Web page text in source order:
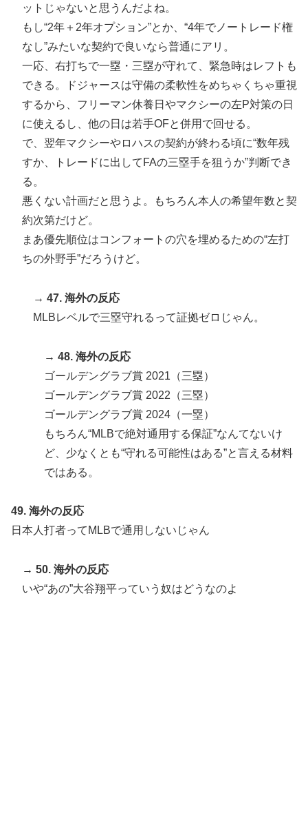
ットじゃないと思うんだよね。
もし“2年＋2年オプション”とか、“4年でノートレード権
なし”みたいな契約で良いなら普通にアリ。
一応、右打ちで一塁・三塁が守れて、緊急時はレフトも
できる。ドジャースは守備の柔軟性をめちゃくちゃ重視
するから、フリーマン休養日やマクシーの左P対策の日
に使えるし、他の日は若手OFと併用で回せる。
で、翌年マクシーやロハスの契約が終わる頃に“数年残
すか、トレードに出してFAの三塁手を狙うか”判断でき
る。
悪くない計画だと思うよ。もちろん本人の希望年数と契
約次第だけど。
まあ優先順位はコンフォートの穴を埋めるための“左打
ちの外野手”だろうけど。
→ 47. 海外の反応
MLBレベルで三塁守れるって証拠ゼロじゃん。
→ 48. 海外の反応
ゴールデングラブ賞 2021（三塁）
ゴールデングラブ賞 2022（三塁）
ゴールデングラブ賞 2024（一塁）
もちろん“MLBで絶対通用する保証”なんてないけ
ど、少なくとも“守れる可能性はある”と言える材料
ではある。
49. 海外の反応
日本人打者ってMLBで通用しないじゃん
→ 50. 海外の反応
いや“あの”大谷翔平っていう奴はどうなのよ